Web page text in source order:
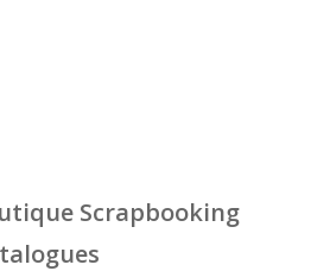
Scrapbooking